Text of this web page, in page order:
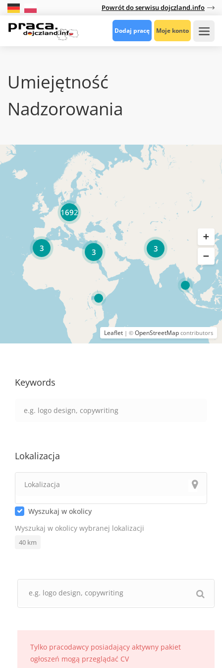
Powrót do serwisu dojczland.info
Dodaj pracę Moje konto
Umiejętność
Nadzorowania
3
3
3
1692
Leaflet | © OpenStreetMap contributors
Keywords
Lokalizacja
Wyszukaj w okolicy
Wyszukaj w okolicy wybranej lokalizacji
40 km
Tylko pracodawcy posiadający aktywny pakiet
ogłoszeń mogą przeglądać CV